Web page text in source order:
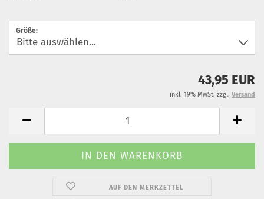
Größe:
43,95 EUR
inkl. 19% MwSt. zzgl. Versand
AUF DEN MERKZETTEL